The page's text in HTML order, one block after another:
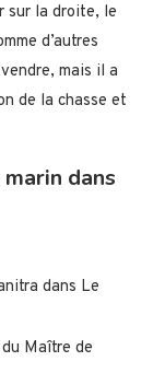
sur la droite, le
d’autres
mais il a
de la chasse et
dans
dans Le
Maître de